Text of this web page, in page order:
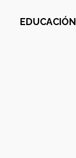
EDUCACIÓN